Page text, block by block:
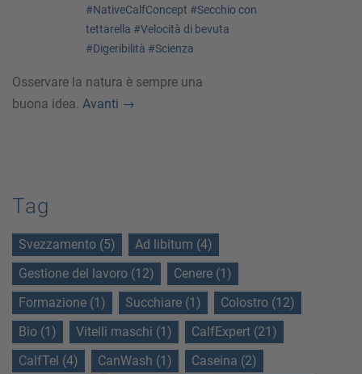
#NativeCalfConcept #Secchio con
tettarella #Velocità di bevuta
#Digeribilità #Scienza
Osservare la natura è sempre una
buona idea. Avanti →
Tag
Svezzamento (5)
Ad libitum (4)
Gestione del lavoro (12)
Cenere (1)
Formazione (1)
Succhiare (1)
Colostro (12)
Bio (1)
Vitelli maschi (1)
CalfExpert (21)
CalfTel (4)
CanWash (1)
Caseina (2)